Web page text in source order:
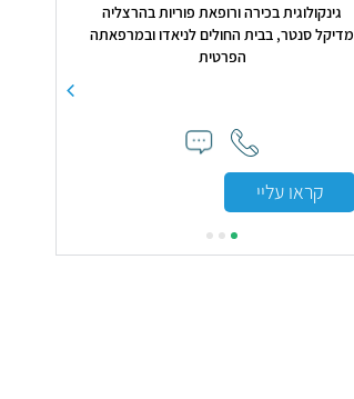
גינקולוגית בכירה ורופאת פוריות בהרצליה
מדיקל סנטר, בבית החולים לניאדו ובמרפאתה
הפרטית
קראו עליי
הטיפול הכי